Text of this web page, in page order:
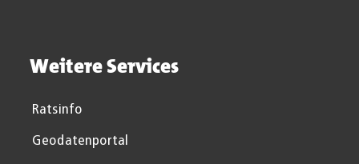
Weitere Services
Ratsinfo
Geodatenportal